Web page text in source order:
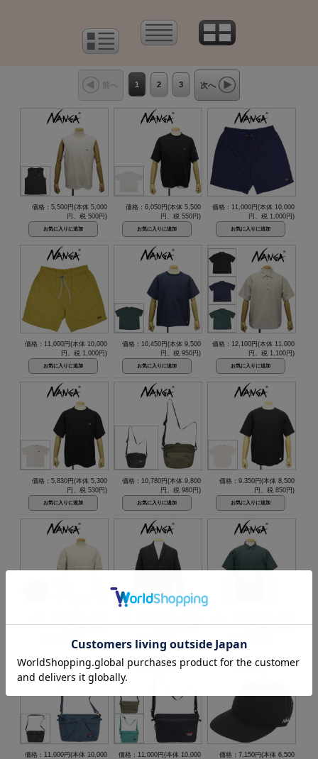
前へ 1 2 3 次へ
価格：5,500円(本体 5,000
円、税 500円)
価格：6,050円(本体 5,500
円、税 550円)
価格：11,000円(本体 10,000
円、税 1,000円)
価格：11,000円(本体 10,000
円、税 1,000円)
価格：10,450円(本体 9,500
円、税 950円)
価格：12,100円(本体 11,000
円、税 1,100円)
価格：5,830円(本体 5,300
円、税 530円)
価格：10,780円(本体 9,800
円、税 980円)
価格：9,350円(本体 8,500
円、税 850円)
円、税 900円)
円、税 2,500円)
円、税 1,300円)
価格：11,000円(本体 10,000
価格：11,000円(本体 10,000
価格：7,150円(本体 6,500